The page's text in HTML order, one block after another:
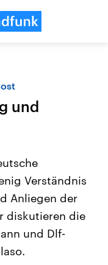
USA
Beiträge,
die Vereinigten
und
Verständnis
Anliegen der
diskutieren die
und Dlf-